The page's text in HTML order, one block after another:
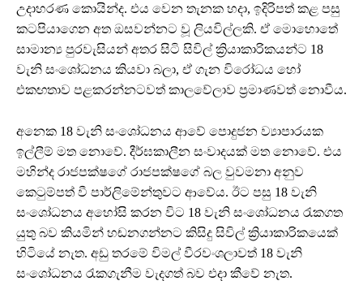
උදාහරණ කොයින්ද. එය වෙන තැනක හදා, ඉදිරිපත් කළ පසු
කටපියාගෙන අත ඔසවන්නට වූ ලියවිල්ලකි. ඒ මොහොතේ
සාමාන්‍ය පුරවැසියන් අතර සිටි සිවිල් ක්‍රියාකාරිකයන්ට 18
වැනි සංශෝධනය කියවා බලා, ඒ ගැන විරෝධය හෝ
එකඟතාව පළකරන්නටවත් කාලවේලාව ප්‍රමාණවත් නොවීය.
අනෙක 18 වැනි සංශෝධනය ආවේ පොදුජන ව්‍යාපාරයක
ඉල්ලීම් මත නොවේ. දීර්ඝකාලීන සංවාදයක් මත නොවේ. එය
මහින්ද රාජපක්ෂගේ රාජපක්ෂගේ බල වුවමනා අනුව
කෙටුම්පත් වී පාර්ලිමේන්තුවට ආවේය. ඊට පසු 18 වැනි
සංශෝධනය අහෝසි කරන විට 18 වැනි සංශෝධනය රැකගත
යුතු බව කියමින් හඬනගන්නට කිසිදු සිවිල් ක්‍රියාකාරිකයෙක්
හිටියේ නැත. අඩු තරමේ විමල් වීරවංශලාවත් 18 වැනි
සංශෝධනය රැකගැනීම වැදගත් බව එදා කීවේ නැත.